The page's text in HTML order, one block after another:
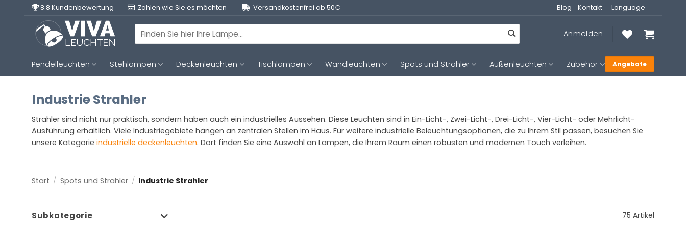
8.8 Kundenbewertung Zahlen wie Sie es möchten Versandkostenfrei ab 50€ Blog Kontakt Language
Suchen
nach:
Anmelden
Pendelleuchten Stehlampen Deckenleuchten Tischlampen Wandleuchten Spots und Strahler Außenleuchten Zubehör Angebote
Industrie Strahler
Strahler sind nicht nur praktisch, sondern haben auch ein industrielles Aussehen. Diese Leuchten sind in Ein-Licht-, Zwei-Licht-, Drei-Licht-, Vier-Licht- oder Mehrlicht-
Ausführung erhältlich. Viele Industriegebiete hängen an zentralen Stellen im Haus. Für weitere industrielle Beleuchtungsoptionen, die zu Ihrem Stil passen, besuchen Sie
unsere Kategorie industrielle deckenleuchten. Dort finden Sie eine Auswahl an Lampen, die Ihrem Raum einen robusten und modernen Touch verleihen.
Start / Spots und Strahler / Industrie Strahler
Subkategorie 75 Artikel